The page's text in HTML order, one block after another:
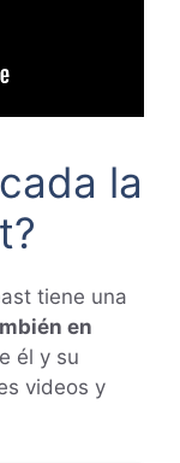
la
tiene una
en
él y su
videos y